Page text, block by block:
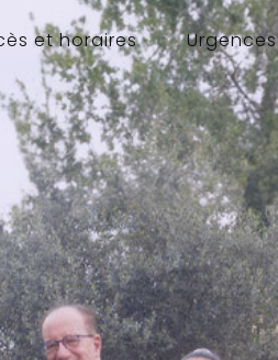
et horaires Urgences